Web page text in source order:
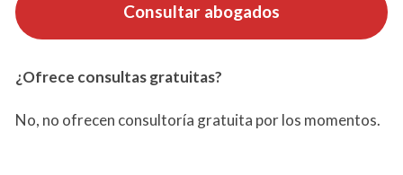
Consultar abogados
¿Ofrece consultas gratuitas?
No, no ofrecen consultoría gratuita por los momentos.